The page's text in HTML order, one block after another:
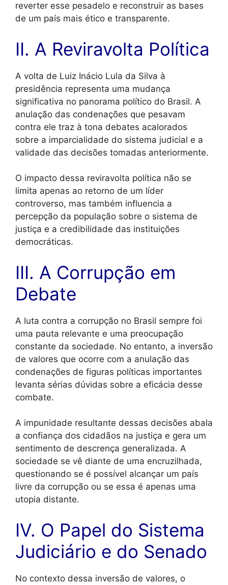
reverter esse pesadelo e reconstruir as bases
de um país mais ético e transparente.
II. A Reviravolta Política
A volta de Luiz Inácio Lula da Silva à
presidência representa uma mudança
significativa no panorama político do Brasil. A
anulação das condenações que pesavam
contra ele traz à tona debates acalorados
sobre a imparcialidade do sistema judicial e a
validade das decisões tomadas anteriormente.
O impacto dessa reviravolta política não se
limita apenas ao retorno de um líder
controverso, mas também influencia a
percepção da população sobre o sistema de
justiça e a credibilidade das instituições
democráticas.
III. A Corrupção em
Debate
A luta contra a corrupção no Brasil sempre foi
uma pauta relevante e uma preocupação
constante da sociedade. No entanto, a inversão
de valores que ocorre com a anulação das
condenações de figuras políticas importantes
levanta sérias dúvidas sobre a eficácia desse
combate.
A impunidade resultante dessas decisões abala
a confiança dos cidadãos na justiça e gera um
sentimento de descrença generalizada. A
sociedade se vê diante de uma encruzilhada,
questionando se é possível alcançar um país
livre da corrupção ou se essa é apenas uma
utopia distante.
IV. O Papel do Sistema
Judiciário e do Senado
No contexto dessa inversão de valores, o